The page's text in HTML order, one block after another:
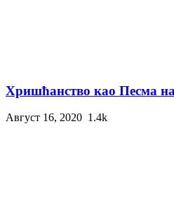
Хришћанство као Песма
Август 16, 2020 1.4k